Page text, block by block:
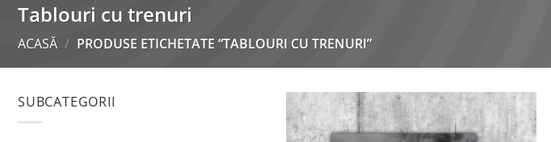
Tablouri cu trenuri
ACASĂ / PRODUSE ETICHETATE “TABLOURI CU TRENURI”
SUBCATEGORII